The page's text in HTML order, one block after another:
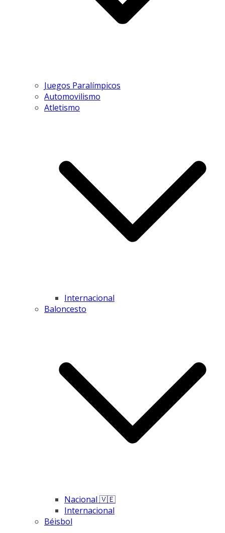
Juegos Paralímpicos
Automovilismo
Atletismo
Internacional
Baloncesto
Nacional 🇻🇪
Internacional
Béisbol